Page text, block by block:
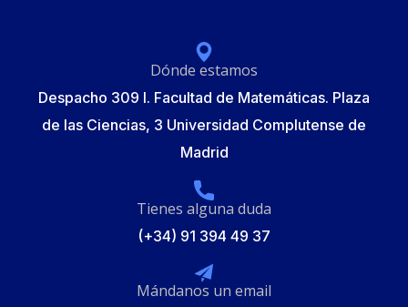
Dónde estamos
Despacho 309 I. Facultad de Matemáticas. Plaza
de las Ciencias, 3 Universidad Complutense de
Madrid
Tienes alguna duda
(+34) 91 394 49 37
Mándanos un email